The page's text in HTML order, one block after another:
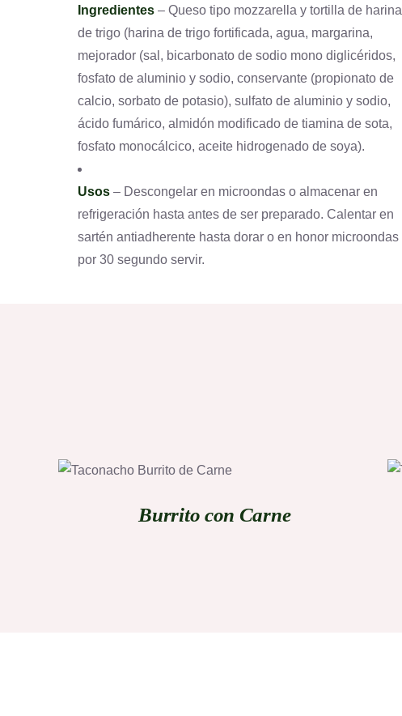
Ingredientes– Queso tipo mozzarella y tortilla de harina
de trigo (harina de trigo fortificada, agua, margarina,
mejorador (sal, bicarbonato de sodio mono diglicéridos,
fosfato de aluminio y sodio, conservante (propionato de
calcio, sorbato de potasio), sulfato de aluminio y sodio,
ácido fumárico, almidón modificado de tiamina de sota,
fosfato monocálcico, aceite hidrogenado de soya).
Usos– Descongelar en microondas o almacenar en
refrigeración hasta antes de ser preparado. Calentar en
sartén antiadherente hasta dorar o en honor microondas
por 30 segundo servir.
QUICK VIEW
Burrito con Carne